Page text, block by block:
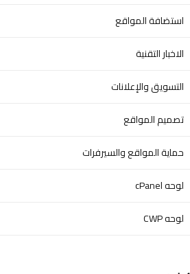
استضافة المواقع
الاخبار التقنية
التسويق والإعلانات
تصميم المواقع
حماية المواقع والسيرفرات
لوحه cPanel
لوحه CWP